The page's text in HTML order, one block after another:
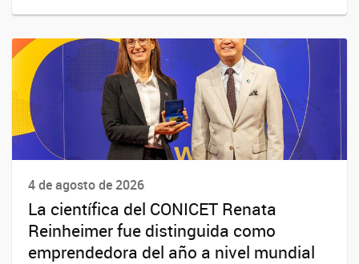
4 de agosto de 2026
La científica del CONICET Renata
Reinheimer fue distinguida como
emprendedora del año a nivel mundial